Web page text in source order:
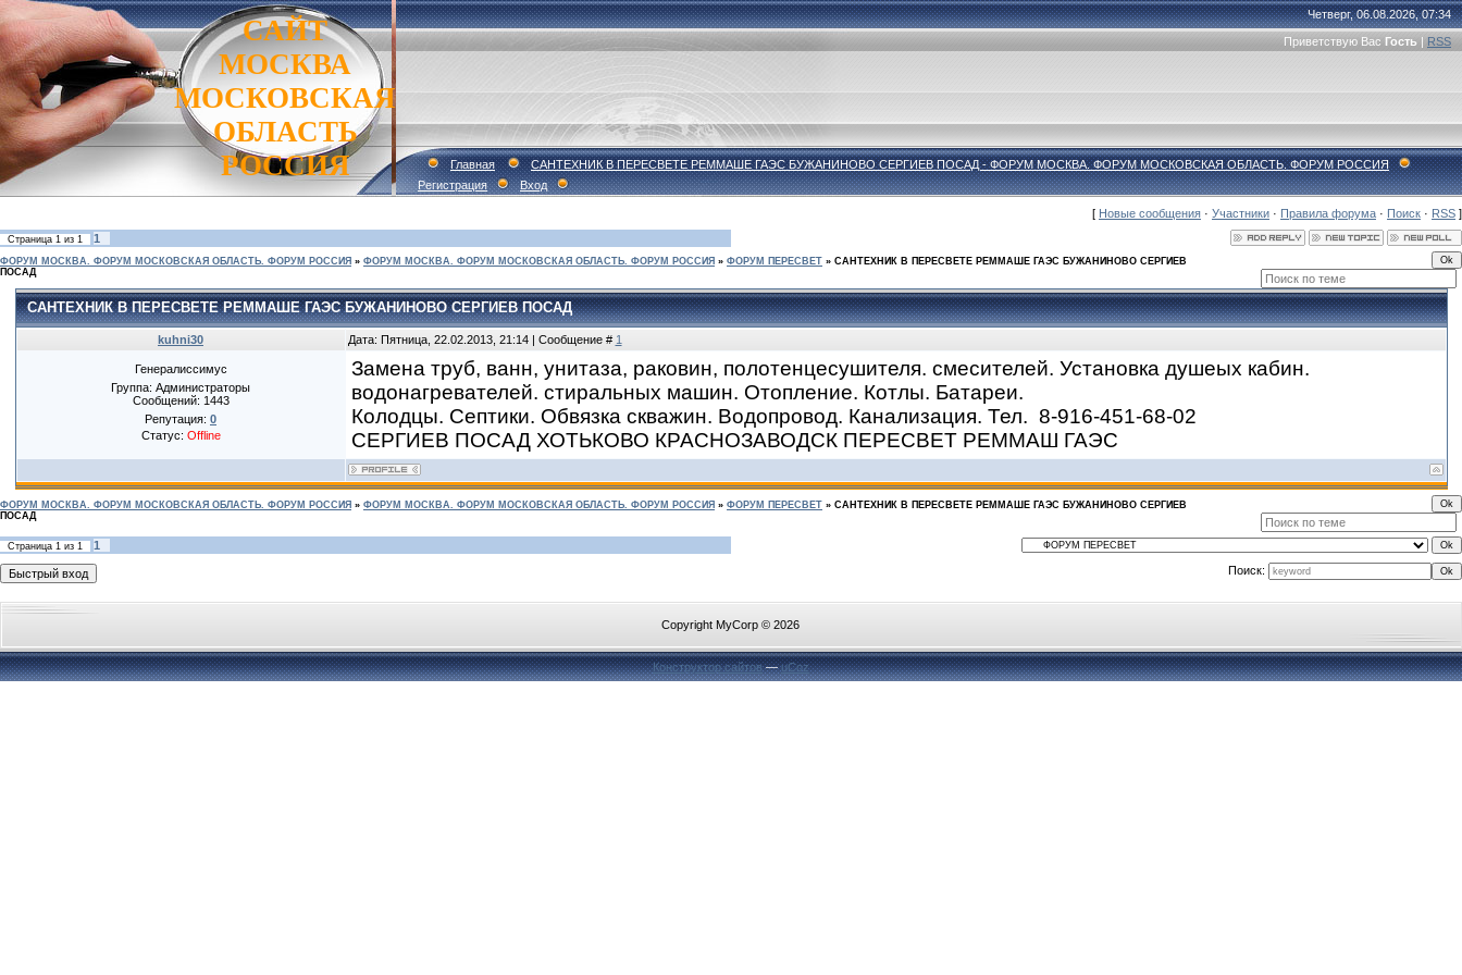
САЙТ
МОСКВА
МОСКОВСКАЯ
ОБЛАСТЬ
РОССИЯ
Четверг, 06.08.2026, 07:34
Приветствую Вас Гость | RSS
Главная
САНТЕХНИК В ПЕРЕСВЕТЕ РЕММАШЕ ГАЭС БУЖАНИНОВО СЕРГИЕВ ПОСАД - ФОРУМ МОСКВА. ФОРУМ МОСКОВСКАЯ ОБЛАСТЬ. ФОРУМ РОССИЯ
Регистрация
Вход
[ Новые сообщения · Участники · Правила форума · Поиск · RSS ]
Страница 1 из 1 1
ФОРУМ МОСКВА. ФОРУМ МОСКОВСКАЯ ОБЛАСТЬ. ФОРУМ РОССИЯ » ФОРУМ МОСКВА. ФОРУМ МОСКОВСКАЯ ОБЛАСТЬ. ФОРУМ РОССИЯ » ФОРУМ ПЕРЕСВЕТ » САНТЕХНИК В ПЕРЕСВЕТЕ РЕММАШЕ ГАЭС БУЖАНИНОВО СЕРГИЕВ
ПОСАД
САНТЕХНИК В ПЕРЕСВЕТЕ РЕММАШЕ ГАЭС БУЖАНИНОВО СЕРГИЕВ ПОСАД
kuhni30 Дата: Пятница, 22.02.2013, 21:14 | Сообщение # 1
Генералиссимус
Группа: Администраторы
Сообщений: 1443
Репутация: 0
Статус: Offline
Замена труб, ванн, унитаза, раковин, полотенцесушителя. смесителей. Установка душеых кабин.
водонагревателей. стиральных машин. Отопление. Котлы. Батареи.
Колодцы. Септики. Обвязка скважин. Водопровод. Канализация. Тел. 8-916-451-68-02
СЕРГИЕВ ПОСАД ХОТЬКОВО КРАСНОЗАВОДСК ПЕРЕСВЕТ РЕММАШ ГАЭС
ФОРУМ МОСКВА. ФОРУМ МОСКОВСКАЯ ОБЛАСТЬ. ФОРУМ РОССИЯ » ФОРУМ МОСКВА. ФОРУМ МОСКОВСКАЯ ОБЛАСТЬ. ФОРУМ РОССИЯ » ФОРУМ ПЕРЕСВЕТ » САНТЕХНИК В ПЕРЕСВЕТЕ РЕММАШЕ ГАЭС БУЖАНИНОВО СЕРГИЕВ
ПОСАД
Страница 1 из 1
1
Поиск:
Copyright MyCorp © 2026
Конструктор сайтов—uCoz